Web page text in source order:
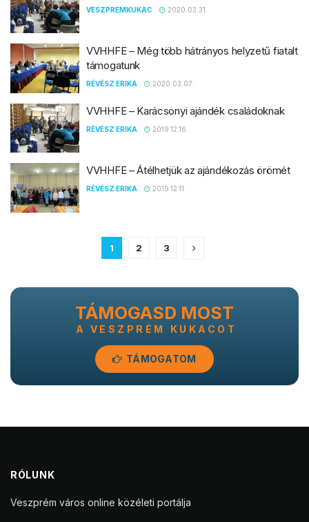
VESZPREMKUKAC 2020.03.31.
VVHHFE – Még több hátrányos helyzetű fiatalt
támogatunk
RÉVÉSZ ERIKA 2020.03.07.
VVHHFE – Karácsonyi ajándék családoknak
RÉVÉSZ ERIKA 2019.12.16.
VVHHFE – Átélhetjük az ajándékozás örömét
RÉVÉSZ ERIKA 2019.12.11.
1 2 3
TÁMOGASD MOST
A VESZPRÉM KUKACOT
TÁMOGATOM
RÓLUNK
Veszprém város online közéleti portálja